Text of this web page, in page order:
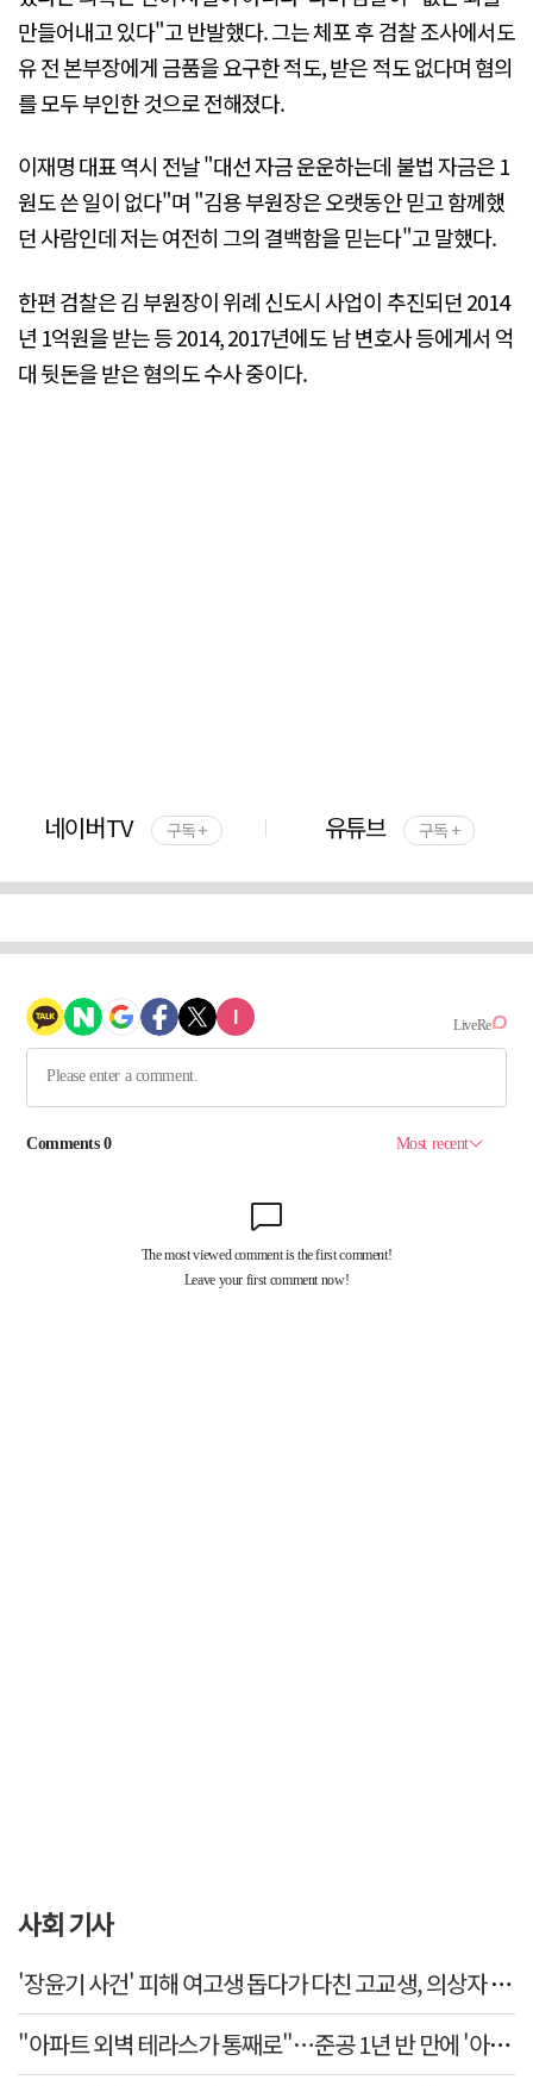
만들어내고 있다"고 반발했다. 그는 체포 후 검찰 조사에서도
유 전 본부장에게 금품을 요구한 적도, 받은 적도 없다며 혐의
를 모두 부인한 것으로 전해졌다.
이재명 대표 역시 전날 "대선 자금 운운하는데 불법 자금은 1
원도 쓴 일이 없다"며 "김용 부원장은 오랫동안 믿고 함께했
던 사람인데 저는 여전히 그의 결백함을 믿는다"고 말했다.
한편 검찰은 김 부원장이 위례 신도시 사업이 추진되던 2014
년 1억원을 받는 등 2014, 2017년에도 남 변호사 등에게서 억
대 뒷돈을 받은 혐의도 수사 중이다.
네이버TV 구독 + 유튜브 구독 +
사회 기사
'장윤기 사건' 피해 여고생 돕다가 다친 고교생, 의상자 인정
"아파트 외벽 테라스가 통째로"…준공 1년 반 만에 '아찔